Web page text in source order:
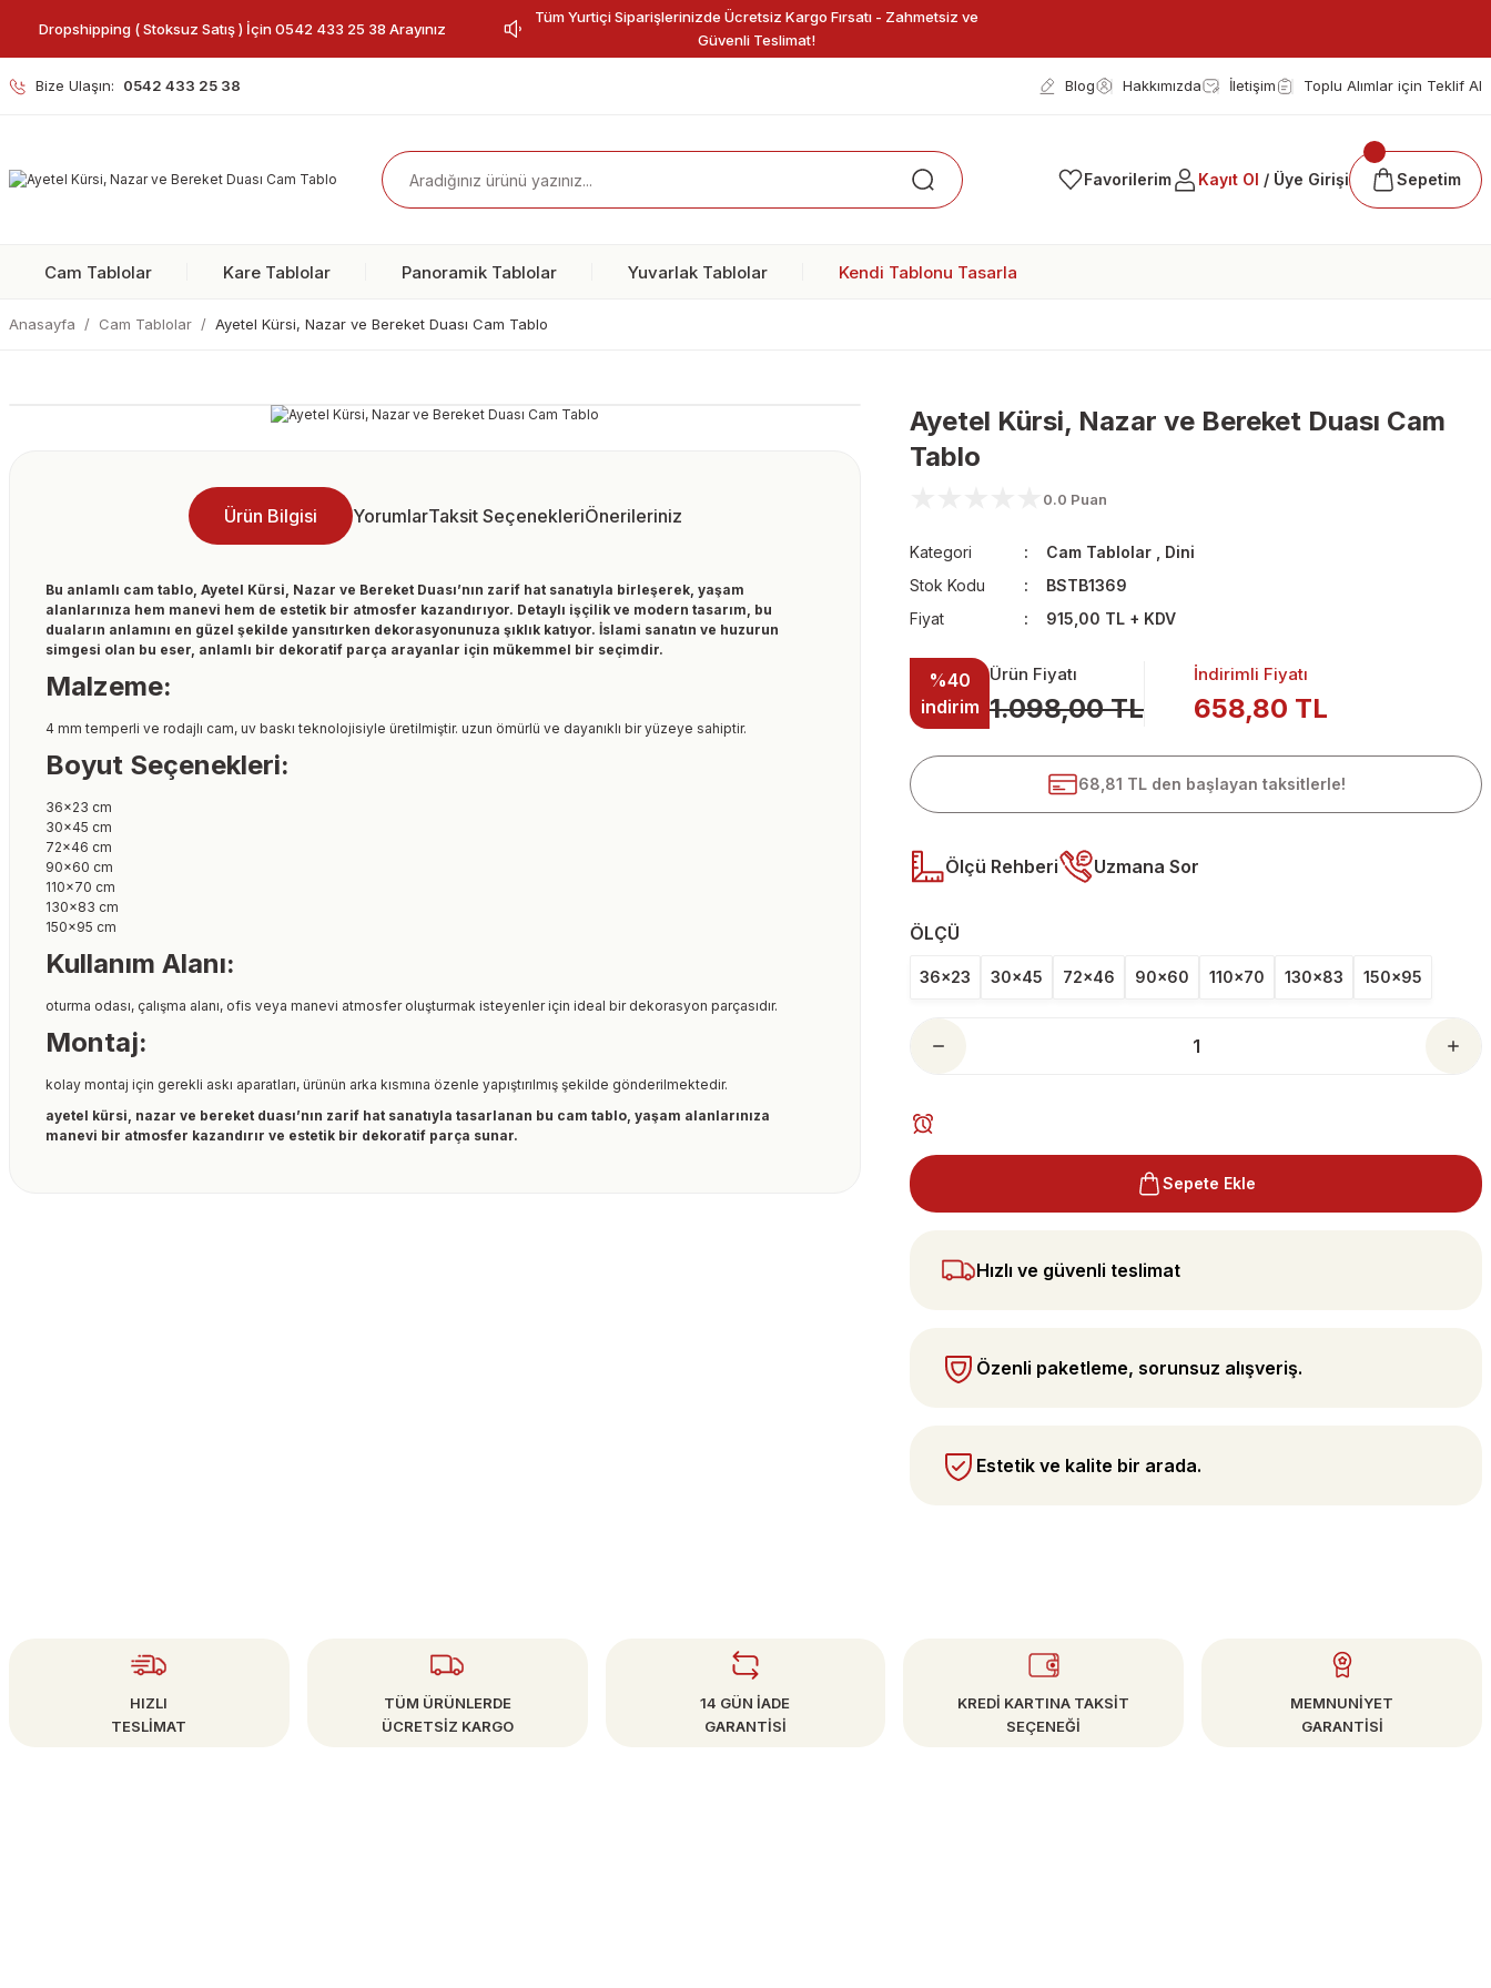
Dropshipping ( Stoksuz Satış ) İçin 0542 433 25 38 Arayınız
Tüm Yurtiçi Siparişlerinizde Ücretsiz Kargo Fırsatı - Zahmetsiz ve
Güvenli Teslimat!
Bize Ulaşın: 0542 433 25 38 Blog Hakkımızda İletişim Toplu Alımlar için Teklif Al
Favorilerim Kayıt Ol / Üye Girişi Sepetim
Cam Tablolar Kare Tablolar Panoramik Tablolar Yuvarlak Tablolar Kendi Tablonu Tasarla
Anasayfa Cam Tablolar Ayetel Kürsi, Nazar ve Bereket Duası Cam Tablo
Ürün Bilgisi YorumlarTaksit SeçenekleriÖnerileriniz
Bu anlamlı cam tablo, Ayetel Kürsi, Nazar ve Bereket Duası’nın zarif hat sanatıyla birleşerek, yaşam
alanlarınıza hem manevi hem de estetik bir atmosfer kazandırıyor. Detaylı işçilik ve modern tasarım, bu
duaların anlamını en güzel şekilde yansıtırken dekorasyonunuza şıklık katıyor. İslami sanatın ve huzurun
simgesi olan bu eser, anlamlı bir dekoratif parça arayanlar için mükemmel bir seçimdir.
Malzeme:
4 mm temperli ve rodajlı cam, uv baskı teknolojisiyle üretilmiştir. uzun ömürlü ve dayanıklı bir yüzeye sahiptir.
Boyut Seçenekleri:
36×23 cm
30×45 cm
72×46 cm
90×60 cm
110×70 cm
130×83 cm
150×95 cm
Kullanım Alanı:
oturma odası, çalışma alanı, ofis veya manevi atmosfer oluşturmak isteyenler için ideal bir dekorasyon parçasıdır.
Montaj:
kolay montaj için gerekli askı aparatları, ürünün arka kısmına özenle yapıştırılmış şekilde gönderilmektedir.
ayetel kürsi, nazar ve bereket duası’nın zarif hat sanatıyla tasarlanan bu cam tablo, yaşam alanlarınıza
manevi bir atmosfer kazandırır ve estetik bir dekoratif parça sunar.
Ayetel Kürsi, Nazar ve Bereket Duası Cam
Tablo
0.0 Puan
Kategori Cam Tablolar
Dini
Stok Kodu
BSTB1369
Fiyat
915,00 TL + KDV
%40
indirim
Ürün Fiyatı
1.098,00 TL
İndirimli Fiyatı
658,80 TL
68,81 TL den başlayan taksitlerle!
Ölçü Rehberi Uzmana Sor
ÖLÇÜ
36x23 30x45 72x46 90x60 110x70 130x83 150x95
Sepete Ekle
Hızlı ve güvenli teslimat
Özenli paketleme, sorunsuz alışveriş.
Estetik ve kalite bir arada.
HIZLI
TESLİMAT
TÜM ÜRÜNLERDE
ÜCRETSİZ KARGO
14 GÜN İADE
GARANTİSİ
KREDİ KARTINA TAKSİT
SEÇENEĞİ
MEMNUNİYET
GARANTİSİ